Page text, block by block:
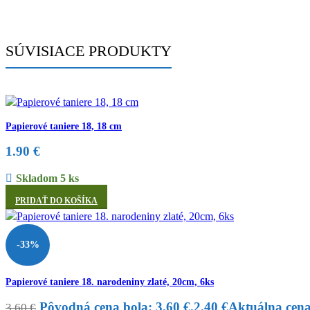
SÚVISIACE PRODUKTY
Papierové taniere 18, 18 cm
1.90 €
Skladom 5 ks
PRIDAŤ DO KOŠÍKA
-33%
Papierové taniere 18. narodeniny zlaté, 20cm, 6ks
Pôvodná cena bola: 3.60 €.2.40 €Aktuálna